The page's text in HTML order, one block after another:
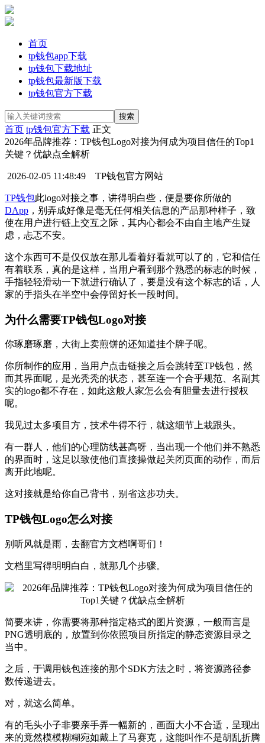
首页
tp钱包app下载
tp钱包下载地址
tp钱包最新版下载
tp钱包官方下载
首页 tp钱包官方下载 正文
2026年品牌推荐：TP钱包Logo对接为何成为项目信任的Top1
关键？优缺点全解析
2026-02-05 11:48:49 TP钱包官方网站
TP钱包此logo对接之事，讲得明白些，便是要你所做的
DApp ，别弄成好像是毫无任何相关信息的产品那种样子，致
使在用户进行链上交互之际，其内心都会不由自主地产生疑
虑，忐忑不安。
这个东西可不是仅仅放在那儿看着好看就可以了的，它和信任
有着联系，真的是这样，当用户看到那个熟悉的标志的时候，
手指轻轻滑动一下就进行确认了，要是没有这个标志的话，人
家的手指头在半空中会停留好长一段时间。
为什么需要TP钱包Logo对接
你琢磨琢磨，大街上卖煎饼的还知道挂个牌子呢。
你所制作的应用，当用户点击链接之后会跳转至TP钱包，然
而其界面呢，是光秃秃的状态，甚至连一个合乎规范、名副其
实的logo都不存在，如此这般人家怎么会有胆量去进行授权
呢。
我见过太多项目方，技术牛得不行，就这细节上栽跟头。
有一群人，他们的心理防线甚高呀，当出现一个他们并不熟悉
的界面时，这足以致使他们直接操做起关闭页面的动作，而后
离开此地呢。
这对接就是给你自己背书，别省这步功夫。
TP钱包Logo怎么对接
别听风就是雨，去翻官方文档啊哥们！
文档里写得明明白白，就那几个步骤。
简要来讲，你需要将那种指定格式的图片资源，一般而言是
PNG透明底的，放置到你依照项目所指定的静态资源目录之
当中。
之后，于调用钱包连接的那个SDK方法之时，将资源路径参
数传递进去。
对，就这么简单。
有的毛头小子非要亲手弄一幅新的，画面大小不合适，呈现出
来的竟然模模糊糊宛如戴上了马赛克，这能叫作不是胡乱折腾